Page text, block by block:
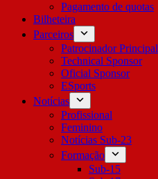
Pagamento de quotas
Bilheteira
Parceiros
Patrocinador Principal
Technical Sponsor
Oficial Sponsor
ESports
Notícias
Profissional
Feminino
Notícias Sub-23
Formação
Sub-15